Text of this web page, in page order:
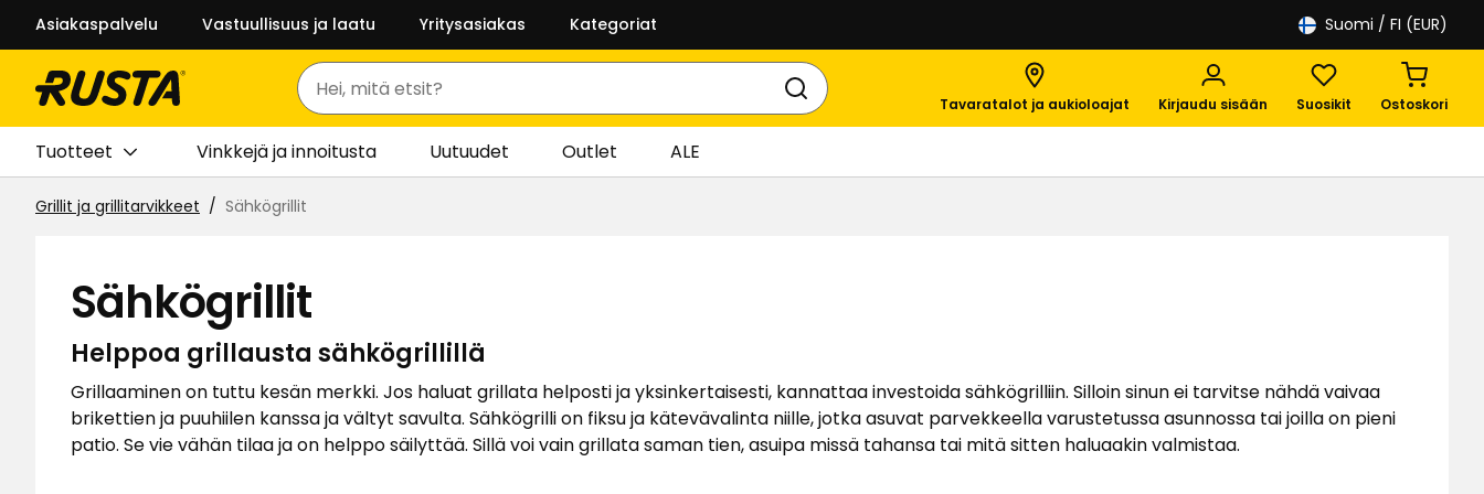
Asiakaspalvelu Vastuullisuus ja laatu Yritysasiakas Kategoriat Suomi / FI (EUR)
Haku Tavaratalot ja aukioloajat Kirjaudu sisään Suosikit Ostoskori
Tuotteet Vinkkejä ja innoitusta Uutuudet Outlet ALE
Grillit ja grillitarvikkeet Sähkögrillit
Sähkögrillit
Helppoa grillausta sähkögrillillä
Grillaaminen on tuttu kesän merkki. Jos haluat grillata helposti ja yksinkertaisesti, kannattaa investoida sähkögrilliin. Silloin sinun ei tarvitse nähdä vaivaa
brikettien ja puuhiilen kanssa ja vältyt savulta. Sähkögrilli on fiksu ja kätevävalinta niille, jotka asuvat parvekkeella varustetussa asunnossa tai joilla on pieni
patio. Se vie vähän tilaa ja on helppo säilyttää. Sillä voi vain grillata saman tien, asuipa missä tahansa tai mitä sitten haluaakin valmistaa.